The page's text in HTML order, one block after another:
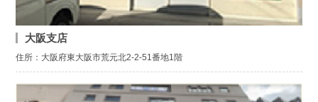
大阪支店
住所：大阪府東大阪市荒元北2-2-51番地1階